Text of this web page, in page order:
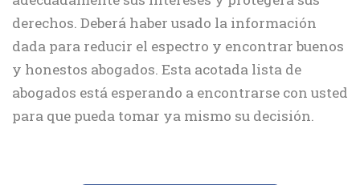
derechos. Deberá haber usado la información
dada para reducir el espectro y encontrar buenos
y honestos abogados. Esta acotada lista de
abogados está esperando a encontrarse con usted
para que pueda tomar ya mismo su decisión.